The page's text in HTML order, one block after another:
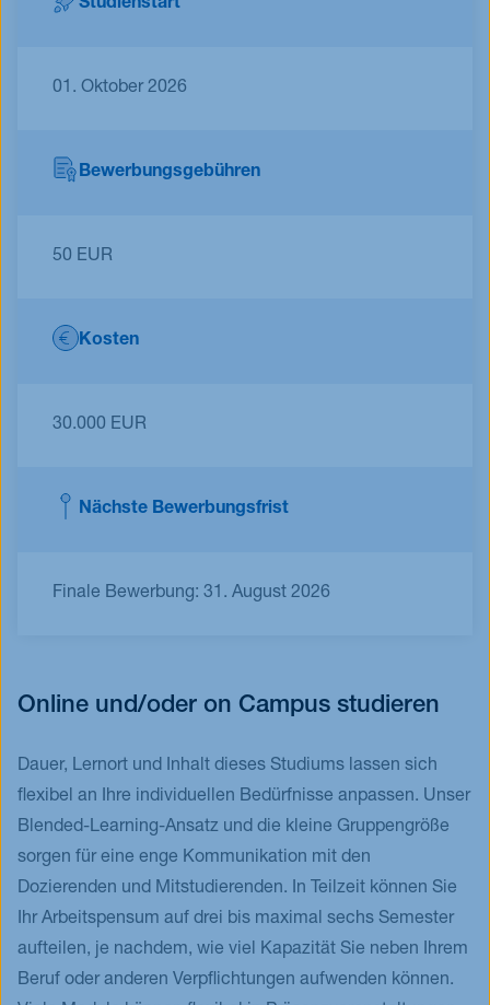
Studienstart
01. Oktober 2026
Bewerbungsgebühren
50 EUR
Kosten
30.000 EUR
Nächste Bewerbungsfrist
Finale Bewerbung: 31. August 2026
Online und/oder on Campus studieren
Dauer, Lernort und Inhalt dieses Studiums lassen sich
flexibel an Ihre individuellen Bedürfnisse anpassen. Unser
Blended-Learning-Ansatz und die kleine Gruppengröße
sorgen für eine enge Kommunikation mit den
Dozierenden und Mitstudierenden. In Teilzeit können Sie
Ihr Arbeitspensum auf drei bis maximal sechs Semester
aufteilen, je nachdem, wie viel Kapazität Sie neben Ihrem
Beruf oder anderen Verpflichtungen aufwenden können.